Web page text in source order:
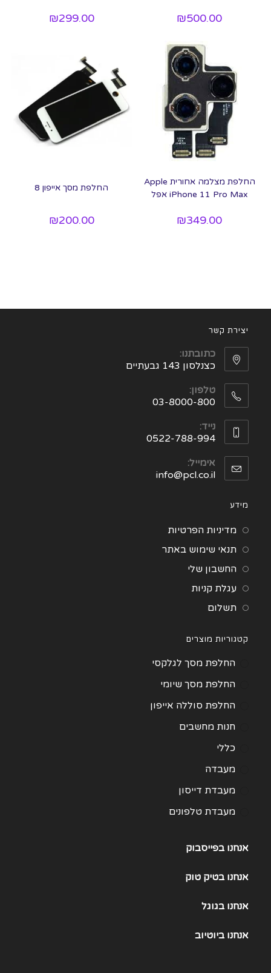
₪500.00
₪299.00
החלפת מצלמה אחורית Apple
iPhone 11 Pro Max אפל
₪349.00
החלפת מסך אייפון 8
₪200.00
יצירת קשר
כתובתנו:
כצנלסון 143 גבעתיים
טלפון:
03-8000-800
נייד:
0522-788-994
אימייל:
info@pcl.co.il
מידע
מדיניות הפרטיות
תנאי שימוש באתר
החשבון שלי
עגלת קניות
תשלום
קטגוריות מוצרים
החלפת מסך לגלקסי
החלפת מסך שיומי
החלפת סוללה אייפון
חנות מחשבים
כללי
מעבדה
מעבדת דייסון
מעבדת טלפונים
תיקון Huawei
תיקון One Plus
תיקון Samsung Galaxy 23
אנחנו בפייסבוק
אנחנו בטיק טוק
אנחנובגוגל
אנחנוביוטיוב